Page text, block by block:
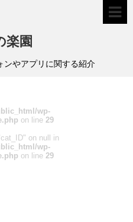
楽園
やアプリに関する紹介
wp-
on line 29
on null in
wp-
on line 29